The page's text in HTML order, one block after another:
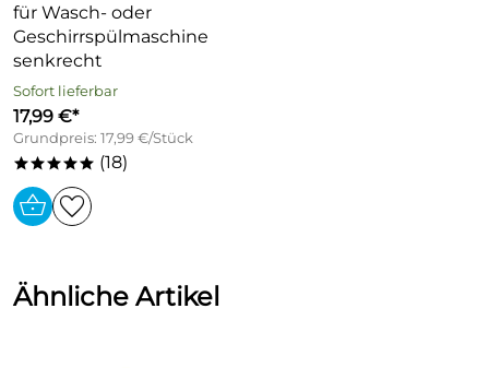
für Wasch- oder
Geschirrspülmaschine
senkrecht
Sofort lieferbar
17,99 €*
Grundpreis: 17,99 €/Stück
***** (18)
Ähnliche Artikel